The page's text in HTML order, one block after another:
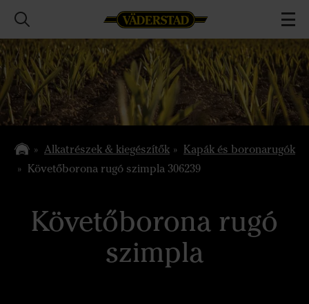
Alkatrészek & kiegészítők
Kapák és boronarugók
Követőborona rugó szimpla 306239
Követőborona rugó
szimpla